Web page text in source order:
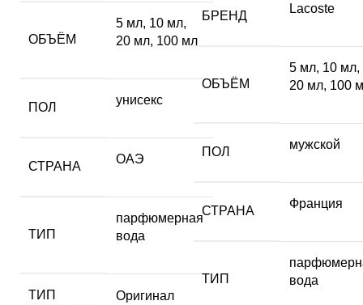
ОБЪЁМ
5 мл, 10 мл,
20 мл, 100 мл
ПОЛ
унисекс
СТРАНА
ОАЭ
ТИП
парфюмерная
вода
ТИП
Оригинал
БРЕНД
Lacoste
ОБЪЁМ
5 мл, 10 мл,
20 мл, 100
ПОЛ
мужской
СТРАНА
Франция
ТИП
вода